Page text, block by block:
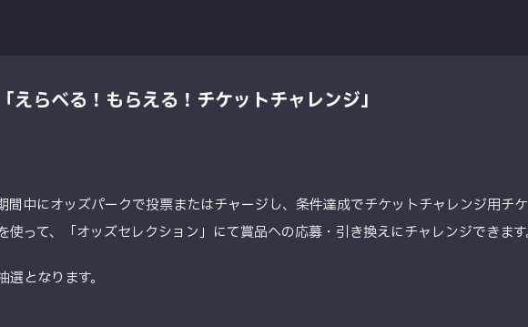
えらべる！もらえる！チケットチャレンジ」
間中にオッズパークで投票またはチャージし、条件達成でチケットチャレンジ用チケ
使って、「オッズセレクション」にて賞品への応募・引き換えにチャレンジできます
となります。